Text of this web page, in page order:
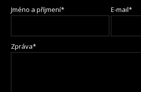
Jméno a příjmení* E-mail*
Zpráva*